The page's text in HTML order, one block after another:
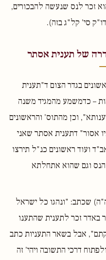
זכר לנס שנעשה להבכורים,
סי' קל"ג בזה).
של תענית אסתר
בגדר הצום ד"תענית
– כדמשמע מהמגיד משנה
וכן מהתוס' והראשונים
אסור" דתענית אסתר שאני
ועוד ראשונים כנ"ל תירצו
וגם שהוא אתחלתא
שכתב: "ונהגו כל ישראל
זכר לתענית שהתענו
אבל בשאר התעניות כתב
דרכי התשובה ויהי' זה